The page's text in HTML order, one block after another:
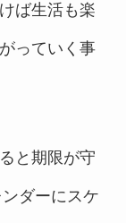
ば生活も楽
っていく事
と期限が守
ダーにスケ